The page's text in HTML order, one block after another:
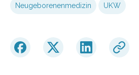
Neugeborenenmedizin UKW